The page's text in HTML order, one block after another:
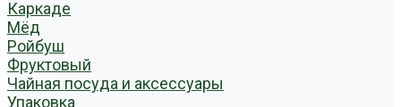
Каркаде
Мёд
Ройбуш
Фруктовый
Чайная посуда и аксессуары
Упаковка